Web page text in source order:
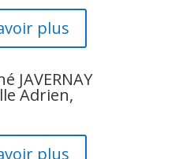
plus
JAVERNAY
Adrien,
plus